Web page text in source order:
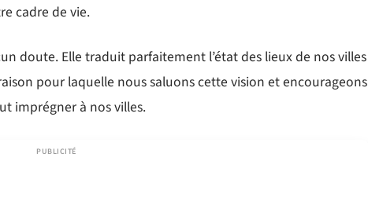
cadre de vie.
doute. Elle traduit parfaitement l’état des lieux de nos villes
pour laquelle nous saluons cette vision et encourageons
imprégner à nos villes.